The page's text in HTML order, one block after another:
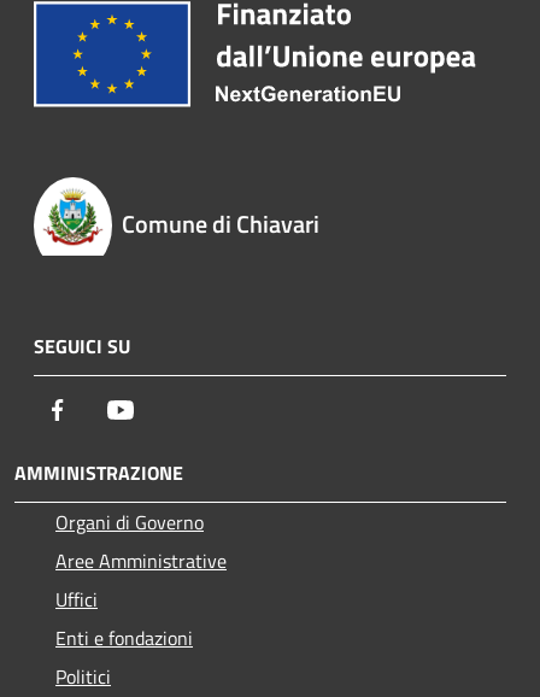
Comune di Chiavari
SEGUICI SU
Facebook
AMMINISTRAZIONE
Organi di Governo
Aree Amministrative
Uffici
Enti e fondazioni
Politici